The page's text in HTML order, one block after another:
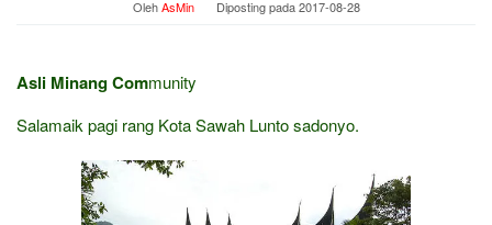
OlehAsMin Diposting pada2017-08-28
Asli Minang Community
Salamaik pagi rang Kota Sawah Lunto sadonyo.